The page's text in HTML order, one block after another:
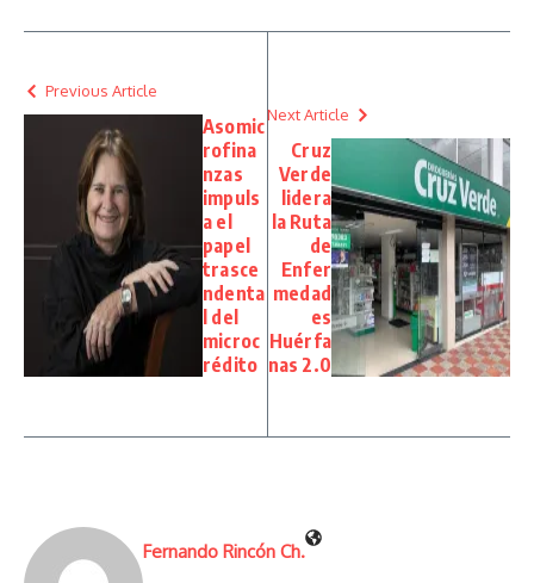
Previous Article
Asomic
rofina
nzas
impuls
a el
papel
trasce
ndenta
l del
microc
rédito
Next Article
Cruz
Verde
lidera
la Ruta
de
Enfer
medad
es
Huérfa
nas 2.0
Fernando Rincón Ch.